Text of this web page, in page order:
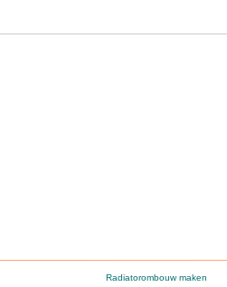
Radiatorombouw maken